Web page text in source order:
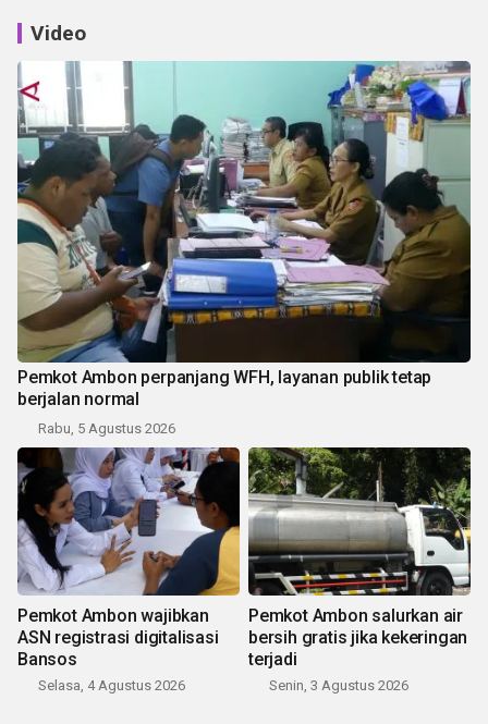
Video
Pemkot Ambon perpanjang WFH, layanan publik tetap
berjalan normal
Rabu, 5 Agustus 2026
Pemkot Ambon wajibkan
ASN registrasi digitalisasi
Bansos
Selasa, 4 Agustus 2026
Pemkot Ambon salurkan air
bersih gratis jika kekeringan
terjadi
Senin, 3 Agustus 2026